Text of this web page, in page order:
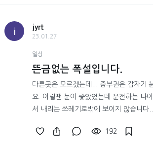
j
jyrt
23.01.27
일상
뜬금없는 폭설입니다.
다른곳은 모르겠는데... 중부권은 갑자기
요. 어릴땐 눈이 좋았었는데 운전하는 나
서 내리는 쓰레기로밖에 보이지 않습니다...
192